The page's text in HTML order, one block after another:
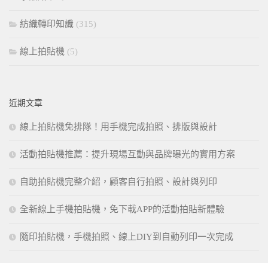
紡織轉印知識 (315)
線上拍貼機 (5)
近期文章
線上拍貼機免排隊！用手機完成拍照、排版與設計
活動拍貼機推薦：提升現場互動與品牌曝光的實用方案
自助拍貼機完整介紹，顧客自行拍照、設計與列印
全新線上手機拍貼機，免下載APP的活動拍貼新體驗
隨印拍貼機，手機拍照、線上DIY到自動列印一次完成